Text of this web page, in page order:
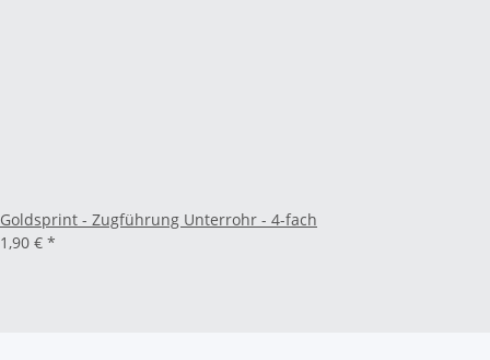
Goldsprint - Zugführung Unterrohr - 4-fach
1,90 € *